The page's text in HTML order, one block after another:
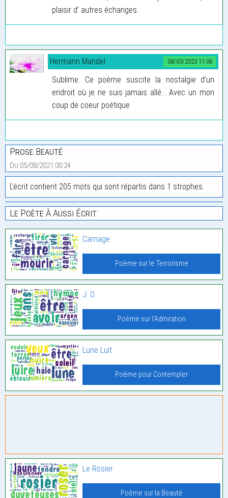
plaisir d’ autres échanges.
08/03/2023 11:06
Hermann Mandel
Sublime. Ce poème suscite la nostalgie d’un
endroit où je ne suis jamais allé... Avec un mon
coup de coeur poétique
Prose Beauté
Du 05/08/2021 00:24
L'écrit contient 205 mots qui sont répartis dans 1 strophes.
Le Poète À Aussi Écrit:
Carnage
Poème sur le Terrorisme
J. O.
Poème sur l'Admiration
Lune Luit
Poème pour Contempler
Le Rosier
Poème sur la Beauté